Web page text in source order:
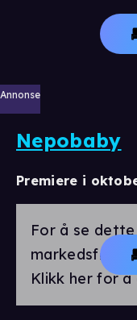
Annonse
Nepobaby
Premiere i
For å se
Klikk her for å